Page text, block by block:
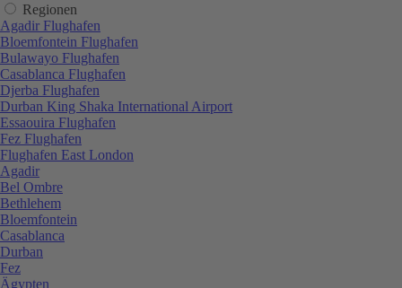
Regionen
Agadir Flughafen
Bloemfontein Flughafen
Bulawayo Flughafen
Casablanca Flughafen
Djerba Flughafen
Durban King Shaka International Airport
Essaouira Flughafen
Fez Flughafen
Flughafen East London
Agadir
Bel Ombre
Bethlehem
Bloemfontein
Casablanca
Durban
Fez
Ägypten